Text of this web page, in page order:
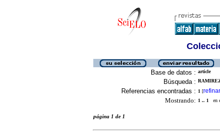
Base de datos : article
Búsqueda :
Referencias encontradas : 1 [refinar
Mostrando: 1 .. 1 en
página 1 de 1